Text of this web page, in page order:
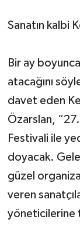
Sanatın kalbi
Bir ay
atacağını
davet eden
Özarslan,
Festivali ile
doyacak.
güzel
veren
yöneticilerine